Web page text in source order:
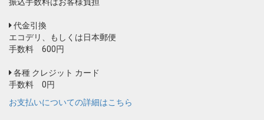
代金引換
エコデリ、もしくは日本郵便
手数料 600円
各種 クレジット カード
手数料 0円
お支払いについての詳細はこちら